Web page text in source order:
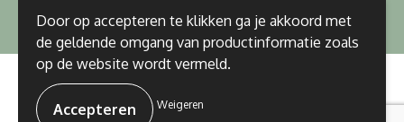
© Copyright J&R Gifts 2023
Door op accepteren te klikken ga je akkoord met
de geldende omgang van productinformatie zoals
op de website wordt vermeld.
Weigeren